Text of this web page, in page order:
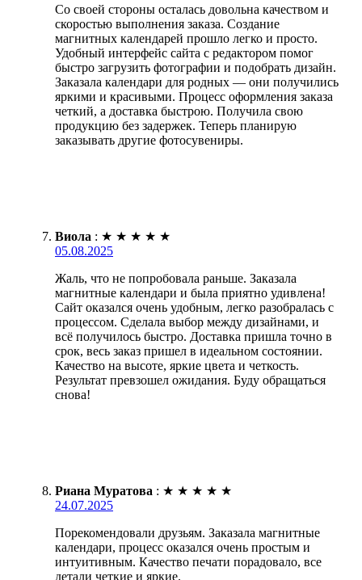
Со своей стороны осталась довольна качеством и
скоростью выполнения заказа. Создание
магнитных календарей прошло легко и просто.
Удобный интерфейс сайта с редактором помог
быстро загрузить фотографии и подобрать дизайн.
Заказала календари для родных — они получились
яркими и красивыми. Процесс оформления заказа
четкий, а доставка быстрою. Получила свою
продукцию без задержек. Теперь планирую
заказывать другие фотосувениры.
Виола : ★ ★ ★ ★ ★
05.08.2025
Жаль, что не попробовала раньше. Заказала
магнитные календари и была приятно удивлена!
Сайт оказался очень удобным, легко разобралась с
процессом. Сделала выбор между дизайнами, и
всё получилось быстро. Доставка пришла точно в
срок, весь заказ пришел в идеальном состоянии.
Качество на высоте, яркие цвета и четкость.
Результат превзошел ожидания. Буду обращаться
снова!
Риана Муратова : ★ ★ ★ ★ ★
24.07.2025
Порекомендовали друзьям. Заказала магнитные
календари, процесс оказался очень простым и
интуитивным. Качество печати порадовало, все
детали четкие и яркие.